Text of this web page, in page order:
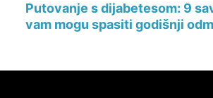
Putovanje s dijabetesom: 9
vam mogu spasiti godišnji